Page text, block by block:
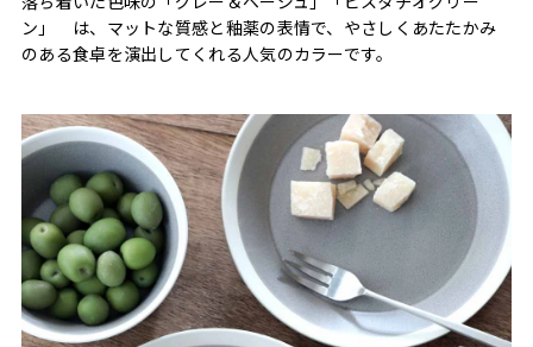
ン」 は、マットな質感と釉薬の表情で、やさしくあたたかみ
のある食卓を演出してくれる人気のカラーです。